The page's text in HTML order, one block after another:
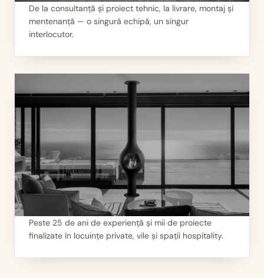
II
Servicii 360°
De la consultanță și proiect tehnic, la livrare, montaj și
mentenanță — o singură echipă, un singur
interlocutor.
III
Peste 25 de ani de experiență și mii de proiecte
finalizate în locuințe private, vile și spații hospitality.